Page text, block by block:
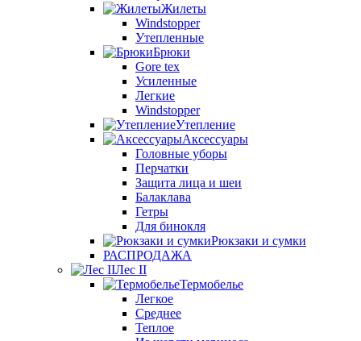
Жилеты
Windstopper
Утепленные
Брюки
Gore tex
Усиленные
Легкие
Windstopper
Утепление
Аксессуары
Головные уборы
Перчатки
Защита лица и шеи
Балаклава
Гетры
Для бинокля
Рюкзаки и сумки
РАСПРОДАЖА
Лес II
Термобелье
Легкое
Среднее
Теплое